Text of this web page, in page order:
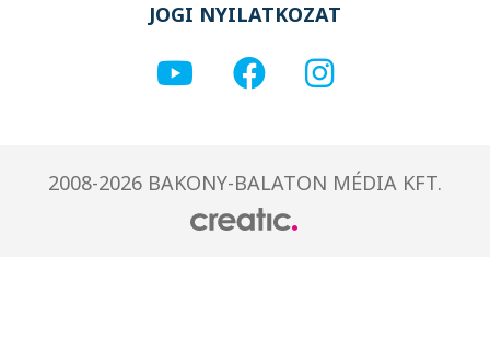
JOGI NYILATKOZAT
2008-2026 BAKONY-BALATON MÉDIA KFT.